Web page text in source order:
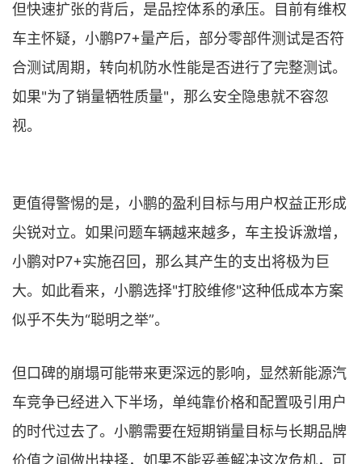
但快速扩张的背后，是品控体系的承压。目前有维权
车主怀疑，小鹏P7+量产后，部分零部件测试是否符
合测试周期，转向机防水性能是否进行了完整测试。
如果"为了销量牺牲质量"，那么安全隐患就不容忽
视。
更值得警惕的是，小鹏的盈利目标与用户权益正形成
尖锐对立。如果问题车辆越来越多，车主投诉激增，
小鹏对P7+实施召回，那么其产生的支出将极为巨
大。如此看来，小鹏选择"打胶维修"这种低成本方案
似乎不失为“聪明之举”。
但口碑的崩塌可能带来更深远的影响，显然新能源汽
车竞争已经进入下半场，单纯靠价格和配置吸引用户
的时代过去了。小鹏需要在短期销量目标与长期品牌
价值之间做出抉择，如果不能妥善解决这次危机，可